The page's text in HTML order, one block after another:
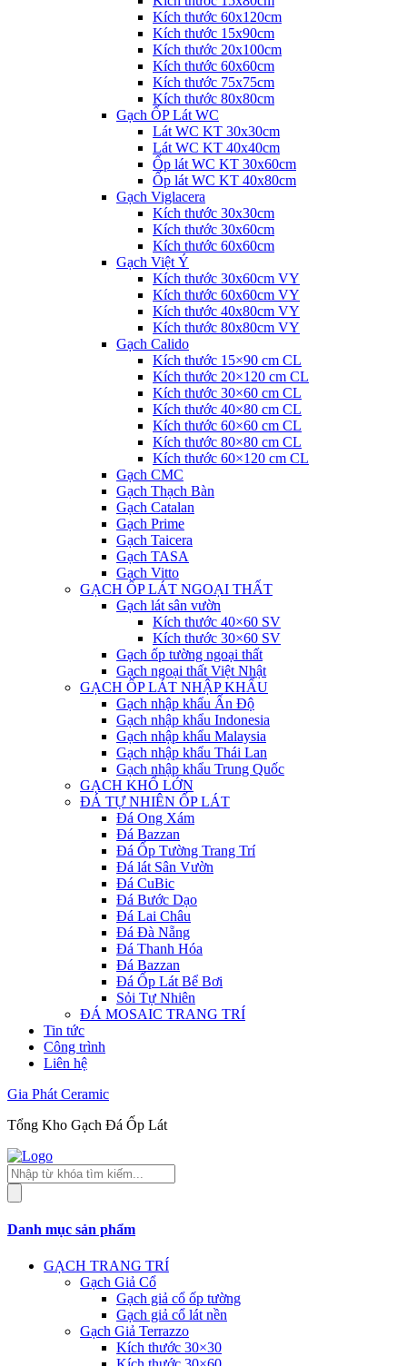
Kích thước 60x120cm
Kích thước 15x90cm
Kích thước 20x100cm
Kích thước 60x60cm
Kích thước 75x75cm
Kích thước 80x80cm
Gạch ỐP Lát WC
Lát WC KT 30x30cm
Lát WC KT 40x40cm
Ốp lát WC KT 30x60cm
Ốp lát WC KT 40x80cm
Gạch Viglacera
Kích thước 30x30cm
Kích thước 30x60cm
Kích thước 60x60cm
Gạch Việt Ý
Kích thước 30x60cm VY
Kích thước 60x60cm VY
Kích thước 40x80cm VY
Kích thước 80x80cm VY
Gạch Calido
Kích thước 15×90 cm CL
Kích thước 20×120 cm CL
Kích thước 30×60 cm CL
Kích thước 40×80 cm CL
Kích thước 60×60 cm CL
Kích thước 80×80 cm CL
Kích thước 60×120 cm CL
Gạch CMC
Gạch Thạch Bàn
Gạch Catalan
Gạch Prime
Gạch Taicera
Gạch TASA
Gạch Vitto
GẠCH ỐP LÁT NGOẠI THẤT
Gạch lát sân vườn
Kích thước 40×60 SV
Kích thước 30×60 SV
Gạch ốp tường ngoại thất
Gạch ngoại thất Việt Nhật
GẠCH ỐP LÁT NHẬP KHẨU
Gạch nhập khẩu Ấn Độ
Gạch nhập khẩu Indonesia
Gạch nhập khẩu Malaysia
Gạch nhập khẩu Thái Lan
Gạch nhập khẩu Trung Quốc
GẠCH KHỔ LỚN
ĐÁ TỰ NHIÊN ỐP LÁT
Đá Ong Xám
Đá Bazzan
Đá Ốp Tường Trang Trí
Đá lát Sân Vườn
Đá CuBic
Đá Bước Dạo
Đá Lai Châu
Đá Đà Nẵng
Đá Thanh Hóa
Đá Bazzan
Đá Ốp Lát Bể Bơi
Sỏi Tự Nhiên
ĐÁ MOSAIC TRANG TRÍ
Tin tức
Công trình
Liên hệ
Gia Phát Ceramic
Tổng Kho Gạch Đá Ốp Lát
Tìm
kiếm
sản
Danh mục sản phẩm
GẠCH TRANG TRÍ
Gạch Giả Cổ
Gạch giả cổ ốp tường
Gạch giả cổ lát nền
Gạch Giả Terrazzo
Kích thước 30×30